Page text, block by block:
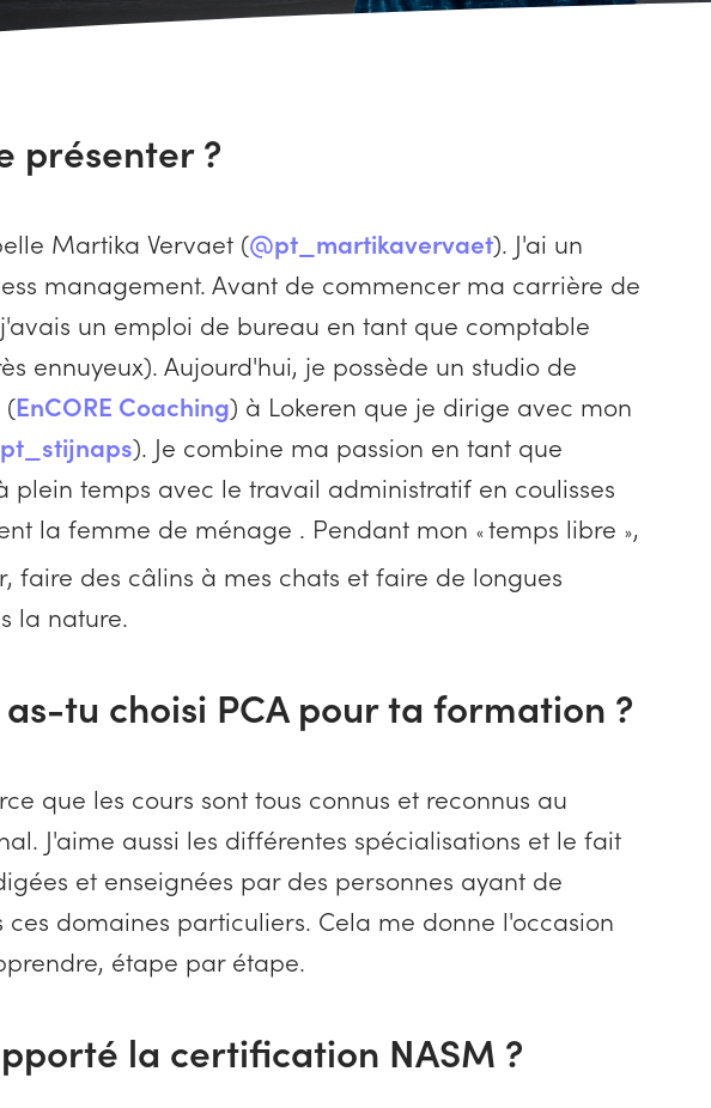
présenter ?
Martika Vervaet (@pt_martikavervaet). J'ai un
management. Avant de commencer ma carrière de
un emploi de bureau en tant que comptable
ennuyeux). Aujourd'hui, je possède un studio de
(EnCORE Coaching) à Lokeren que je dirige avec mon
). Je combine ma passion en tant que
plein temps avec le travail administratif en coulisses
la femme de ménage . Pendant mon « temps libre »,
faire des câlins à mes chats et faire de longues
la nature.
tu choisi PCA pour ta formation ?
que les cours sont tous connus et reconnus au
J'aime aussi les différentes spécialisations et le fait
et enseignées par des personnes ayant de
ces domaines particuliers. Cela me donne l'occasion
étape par étape.
la certification NASM ?